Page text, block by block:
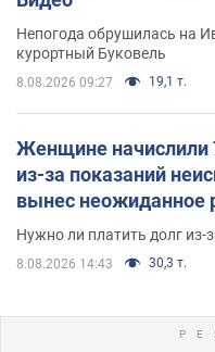
Непогода обрушилась на
курортный Буковель
8.08.2026 09:27 19,1 т.
Женщине начислили
из-за показаний
вынес неожиданное
Нужно ли платить долг из-
8.08.2026 14:43 30,3 т.